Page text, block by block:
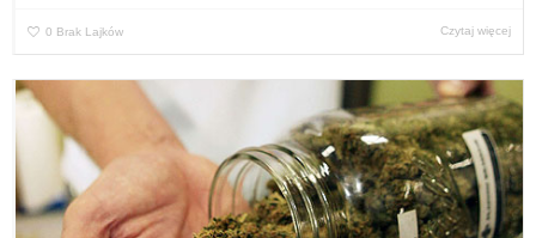
0 Brak Lajków Czytaj więcej